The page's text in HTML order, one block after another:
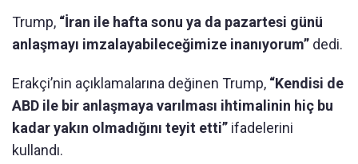
Trump, “İran ile hafta sonu ya da pazartesi günü
anlaşmayı imzalayabileceğimize inanıyorum” dedi.
Erakçi’nin açıklamalarına değinen Trump, “Kendisi de
ABD ile bir anlaşmaya varılması ihtimalinin hiç bu
kadar yakın olmadığını teyit etti” ifadelerini
kullandı.